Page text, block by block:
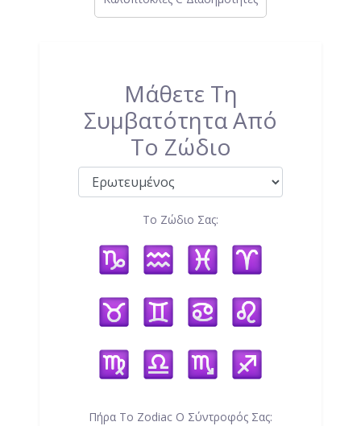
Μάθετε Τη
Συμβατότητα Από
Το Ζώδιο
Το Ζώδιο Σας:
Πήρα Το Zodiac Ο Σύντροφός Σας: